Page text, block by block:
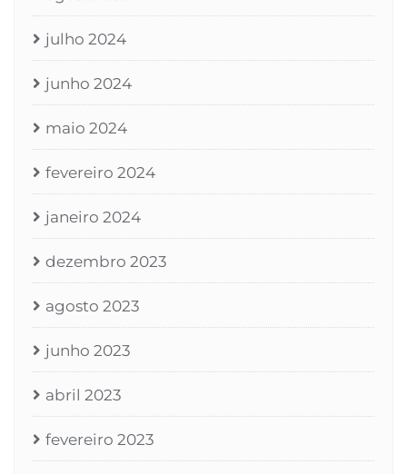
julho 2024
junho 2024
maio 2024
fevereiro 2024
janeiro 2024
dezembro 2023
agosto 2023
junho 2023
abril 2023
fevereiro 2023